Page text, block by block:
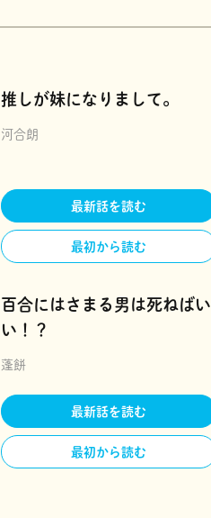
推しが妹になりまして。
河合朗
最新話を読む
最初から読む
百合にはさまる男は死ねばい
い！？
蓬餅
最新話を読む
最初から読む